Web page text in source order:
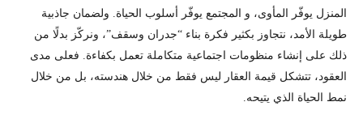
المنزل يوفّر المأوى، و المجتمع يوفّر أسلوب الحياة. ولضمان جاذبية
طويلة الأمد، نتجاوز بكثير فكرة بناء “جدران وسقف”، ونركّز بدلًا من
ذلك على إنشاء منظومات اجتماعية متكاملة تعمل بكفاءة. فعلى مدى
العقود، تتشكل قيمة العقار ليس فقط من خلال هندسته، بل من خلال
نمط الحياة الذي يتيحه.